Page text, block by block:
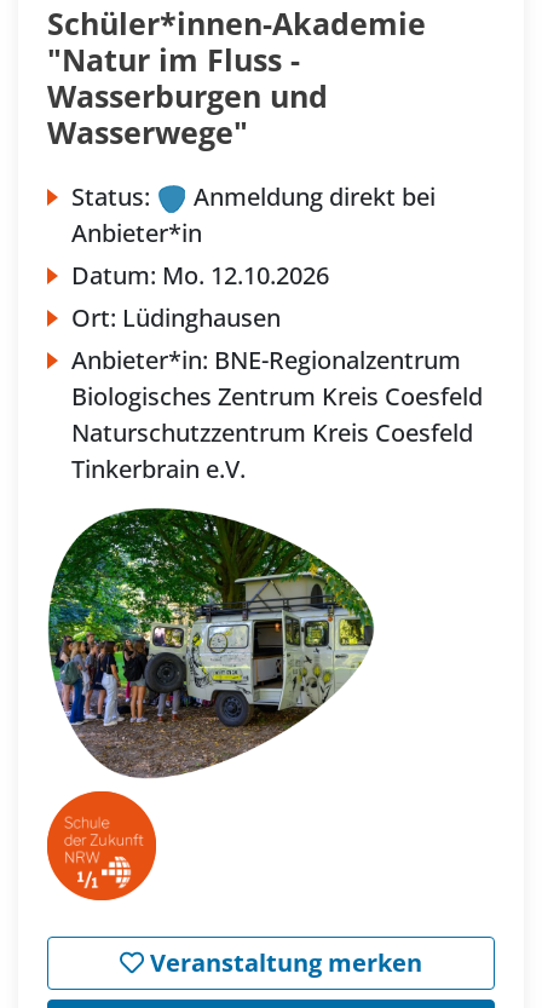
Schüler*innen-Akademie
"Natur im Fluss -
Wasserburgen und
Wasserwege"
Status:
Anmeldung direkt bei
Anbieter*in
Datum: Mo. 12.10.2026
Ort: Lüdinghausen
Anbieter*in: BNE-Regionalzentrum
Biologisches Zentrum Kreis Coesfeld
Naturschutzzentrum Kreis Coesfeld
Tinkerbrain e.V.
Veranstaltung merken